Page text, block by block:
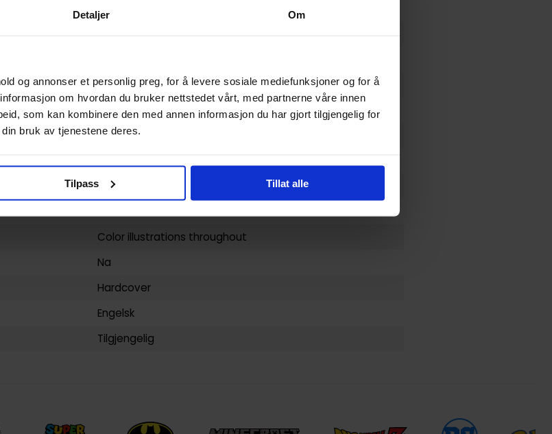
Detaljer Om
og annonser et personlig preg, for å levere sosiale mediefunksjoner og for å
om hvordan du bruker nettstedet vårt, med partnerne våre innen
som kan kombinere den med annen informasjon du har gjort tilgjengelig for
bruk av tjenestene deres.
Tilpass Tillat alle
USA
3DTotal Publishing
Various
320
17.11.2022
Color illustrations throughout
Na
Hardcover
Engelsk
Tilgjengelig